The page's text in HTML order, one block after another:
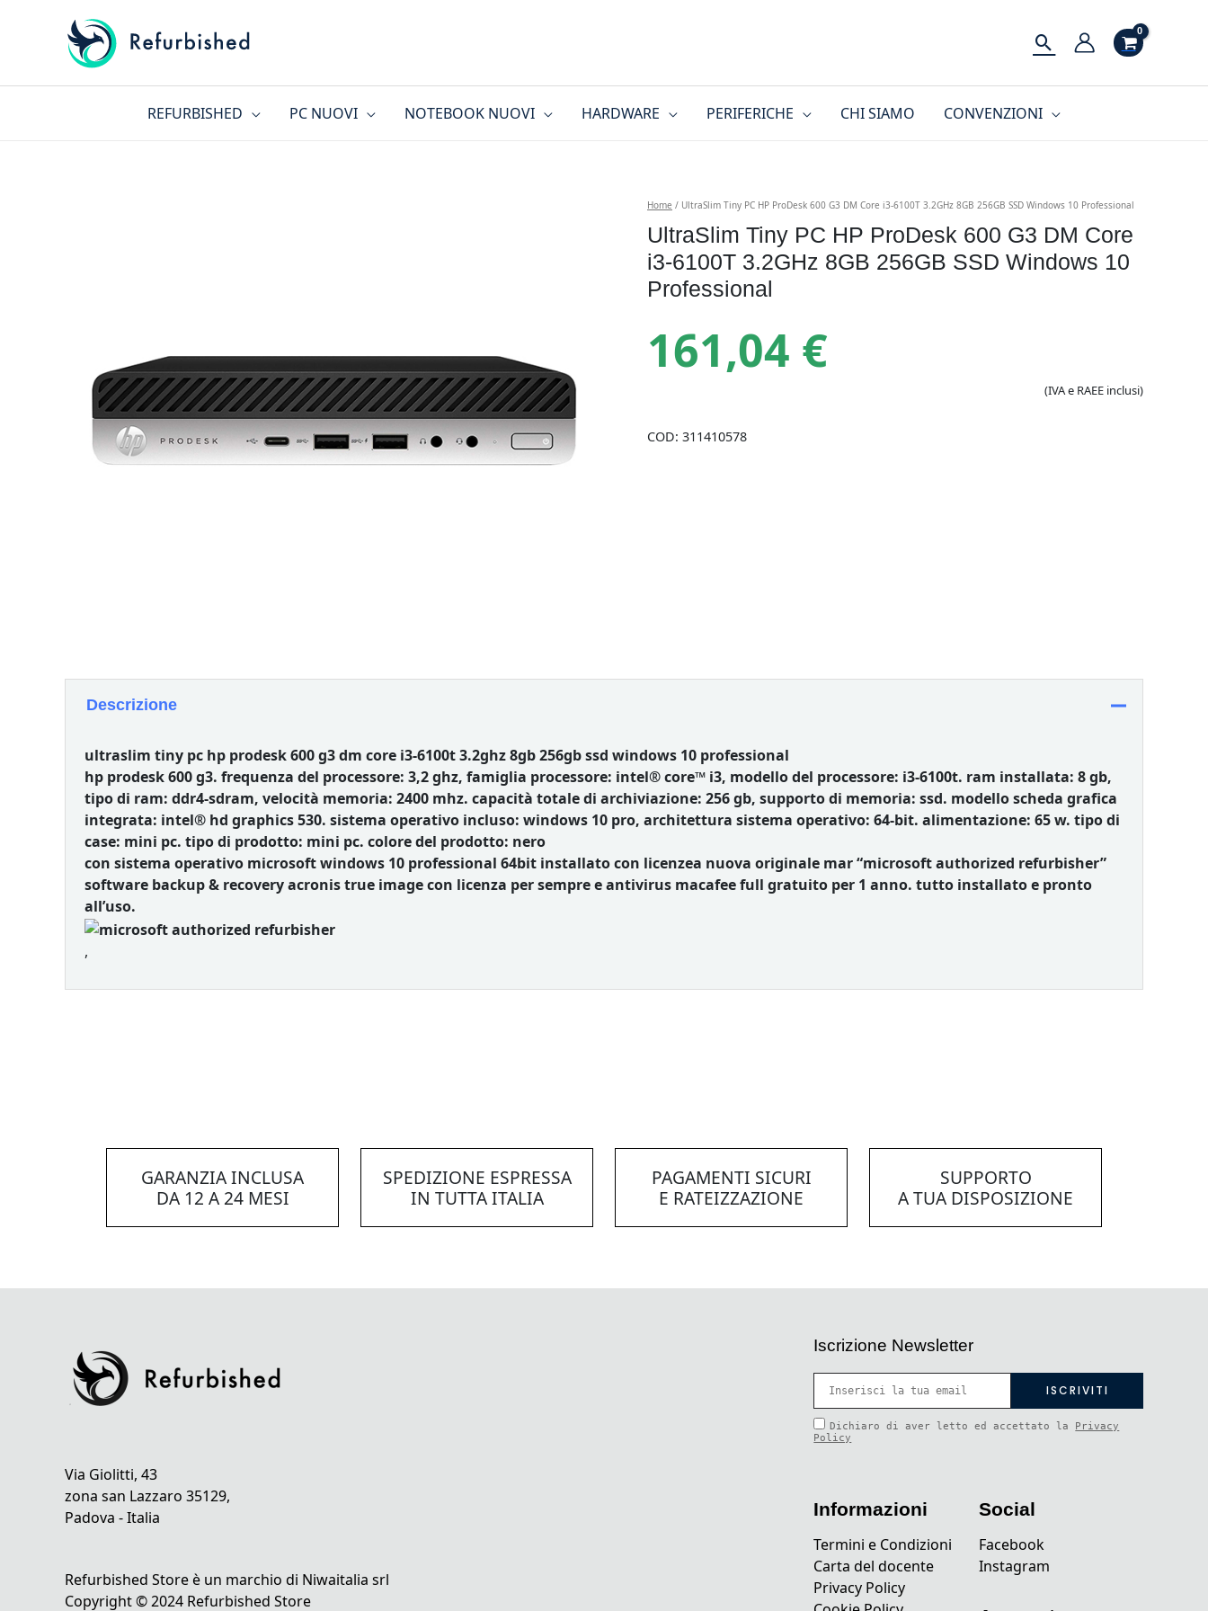
contenuto
Cerca
REFURBISHED PC NUOVI NOTEBOOK NUOVI HARDWARE PERIFERICHE CHI SIAMO CONVENZIONI
Home / UltraSlim Tiny PC HP ProDesk 600 G3 DM Core i3-6100T 3.2GHz 8GB 256GB SSD Windows 10 Professional
UltraSlim Tiny PC HP ProDesk 600 G3 DM Core
i3-6100T 3.2GHz 8GB 256GB SSD Windows 10
Professional
161,04 €
(IVA e RAEE inclusi)
COD: 311410578
Descrizione
ultraslim tiny pc hp prodesk 600 g3 dm core i3-6100t 3.2ghz 8gb 256gb ssd windows 10 professional
hp prodesk 600 g3. frequenza del processore: 3,2 ghz, famiglia processore: intel® core™ i3, modello del processore: i3-6100t. ram installata: 8 gb,
tipo di ram: ddr4-sdram, velocità memoria: 2400 mhz. capacità totale di archiviazione: 256 gb, supporto di memoria: ssd. modello scheda grafica
integrata: intel® hd graphics 530. sistema operativo incluso: windows 10 pro, architettura sistema operativo: 64-bit. alimentazione: 65 w. tipo di
case: mini pc. tipo di prodotto: mini pc. colore del prodotto: nero
con sistema operativo microsoft windows 10 professional 64bit installato con licenzea nuova originale mar “microsoft authorized refurbisher”
software backup & recovery acronis true image con licenza per sempre e antivirus macafee full gratuito per 1 anno. tutto installato e pronto
all’uso.
,
GARANZIA INCLUSA
DA 12 A 24 MESI
SPEDIZIONE ESPRESSA
IN TUTTA ITALIA
PAGAMENTI SICURI
E RATEIZZAZIONE
SUPPORTO
A TUA DISPOSIZIONE
Via Giolitti, 43
zona san Lazzaro 35129,
Padova - Italia
Refurbished Store è un marchio di Niwaitalia srl
Copyright © 2024 Refurbished Store
Iscrizione Newsletter
Dichiaro di aver letto ed accettato la
Privacy
Policy
Informazioni
Termini e Condizioni
Carta del docente
Privacy Policy
Social
Facebook
Instagram